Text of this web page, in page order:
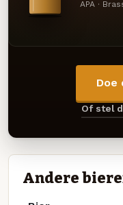
APA ·
Doe
Of stel
Andere